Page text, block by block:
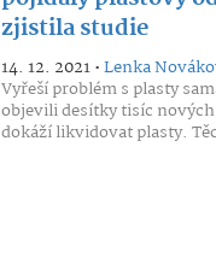
zjistila studie
14. 12. 2021 •Lenka
Vyřeší problém s plasty
objevili desítky tisíc
dokáží likvidovat plasty.